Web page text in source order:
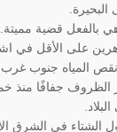
بالفعل قضية
على الأقل في
المياه جنوب غرب
الظروف جفافًا منذ
الشتاء في الشرق